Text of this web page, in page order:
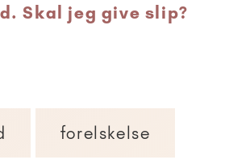
Skal jeg give slip?
forelskelse